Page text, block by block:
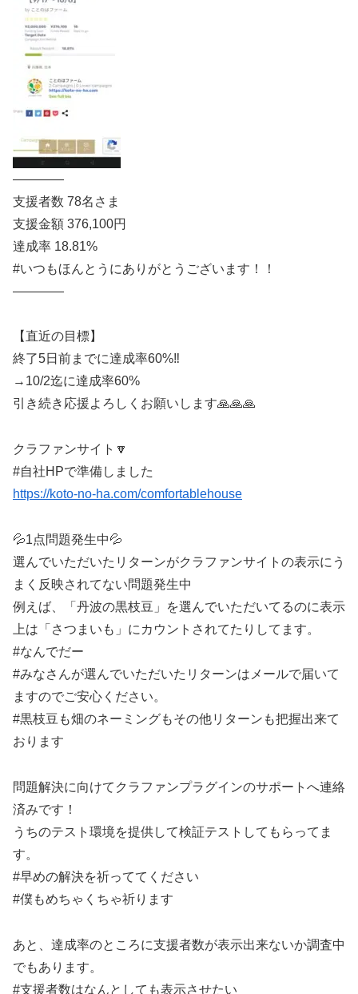
————
支援者数 78名さま
支援金額 376,100円
達成率 18.81%
#いつもほんとうにありがとうございます！！
————
【直近の目標】
終了5日前までに達成率60%‼️
→10/2迄に達成率60%
引き続き応援よろしくお願いします🙏🙏🙏
クラファンサイト🔽
#自社HPで準備しました
https://koto-no-ha.com/comfortablehouse
💦1点問題発生中💦
選んでいただいたリターンがクラファンサイトの表示にう
まく反映されてない問題発生中
例えば、「丹波の黒枝豆」を選んでいただいてるのに表示
上は「さつまいも」にカウントされてたりしてます。
#なんでだー
#みなさんが選んでいただいたリターンはメールで届いて
ますのでご安心ください。
#黒枝豆も畑のネーミングもその他リターンも把握出来て
おります
問題解決に向けてクラファンプラグインのサポートへ連絡
済みです！
うちのテスト環境を提供して検証テストしてもらってま
す。
#早めの解決を祈っててください
#僕もめちゃくちゃ祈ります
あと、達成率のところに支援者数が表示出来ないか調査中
でもあります。
#支援者数はなんとしても表示させたい